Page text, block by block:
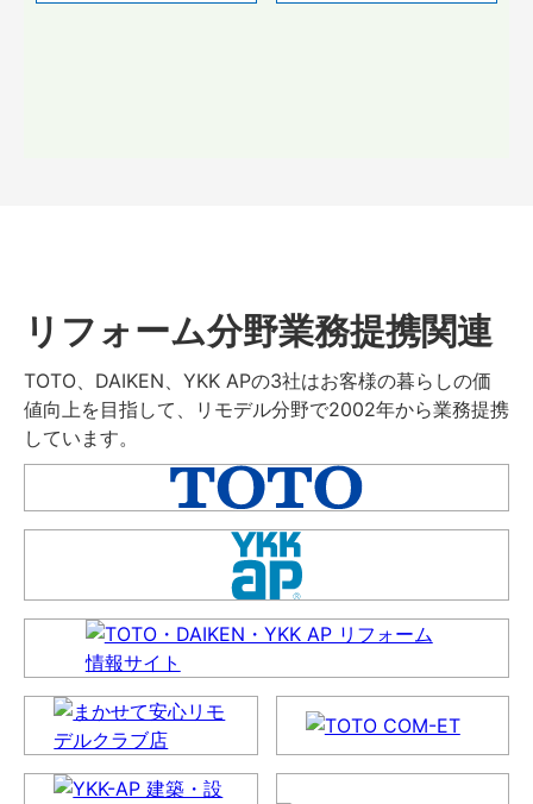
リフォーム分野業務提携関連
TOTO、DAIKEN、YKK APの3社はお客様の暮らしの価
値向上を目指して、リモデル分野で2002年から業務提携
しています。